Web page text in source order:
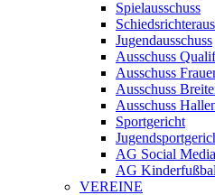
Spielausschuss
Jugendausschuss
Ausschuss
Ausschuss
Ausschuss
Ausschuss
Sportgericht
AG Social Media
AG
VEREINE